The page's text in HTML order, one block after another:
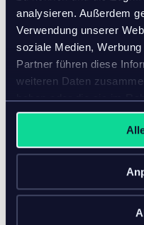
analysieren. Außerdem
Verwendung unserer
soziale Medien,
Partner führen diese
weiteren Daten
haben oder die sie im
gesammelt haben.
Shelf Analytics
Eine einzige
und DSA-
proaktiven
Touchpoints und
Vereinfachte
Maximierte
Verbesserung der